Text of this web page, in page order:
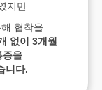
지만
협착을
없이 3개월
증을
니다.